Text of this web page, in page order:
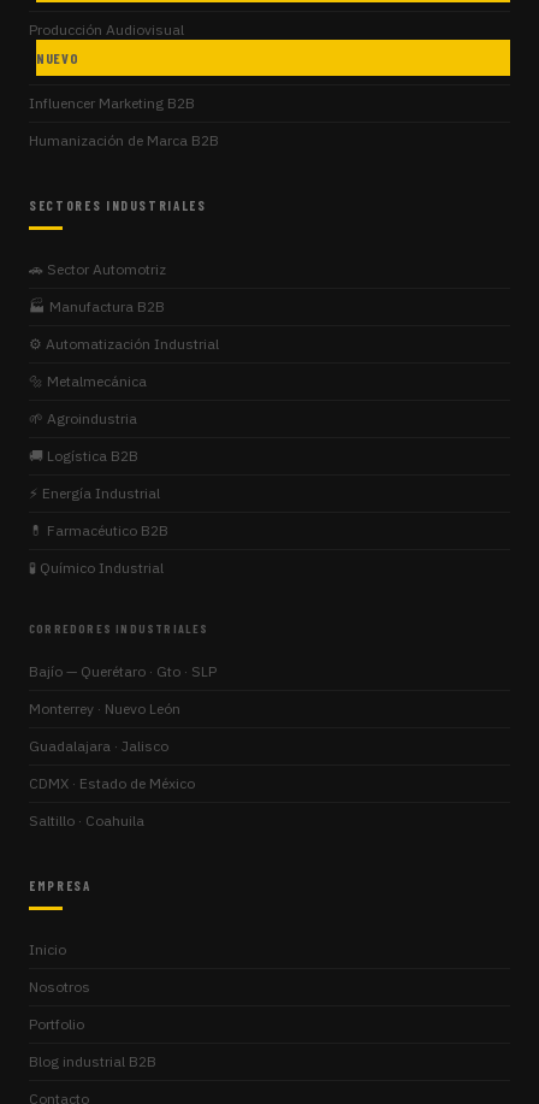
Producción Audiovisual
NUEVO
Influencer Marketing B2B
Humanización de Marca B2B
SECTORES INDUSTRIALES
🚗 Sector Automotriz
🏭 Manufactura B2B
⚙️ Automatización Industrial
🔩 Metalmecánica
🌱 Agroindustria
🚚 Logística B2B
⚡ Energía Industrial
💊 Farmacéutico B2B
🧪 Químico Industrial
CORREDORES INDUSTRIALES
Bajío — Querétaro · Gto · SLP
Monterrey · Nuevo León
Guadalajara · Jalisco
CDMX · Estado de México
Saltillo · Coahuila
EMPRESA
Inicio
Nosotros
Portfolio
Blog industrial B2B
Contacto